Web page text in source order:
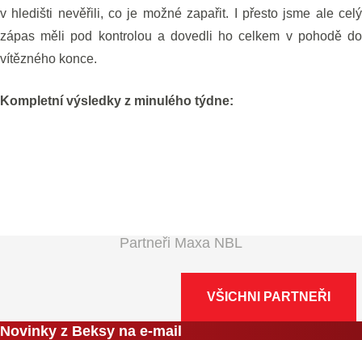
v hledišti nevěřili, co je možné zapařit. I přesto jsme ale celý
zápas měli pod kontrolou a dovedli ho celkem v pohodě do
vítězného konce.
Kompletní výsledky z minulého týdne:
Partneři Maxa NBL
VŠICHNI PARTNEŘI
Novinky z Beksy na e-mail